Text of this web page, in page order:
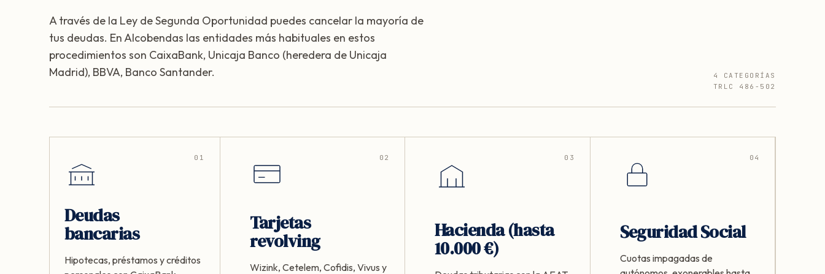
A través de la Ley de Segunda Oportunidad puedes cancelar la mayoría de
tus deudas. En Alcobendas las entidades más habituales en estos
procedimientos son CaixaBank, Unicaja Banco (heredera de Unicaja
Madrid), BBVA, Banco Santander.
4 CATEGORÍAS
TRLC 486-502
01
Deudas
bancarias
Hipotecas, préstamos y créditos
02
Tarjetas
revolving
Wizink, Cetelem, Cofidis, Vivus y
03
Hacienda (hasta
10.000 €)
04
Seguridad Social
Cuotas impagadas de